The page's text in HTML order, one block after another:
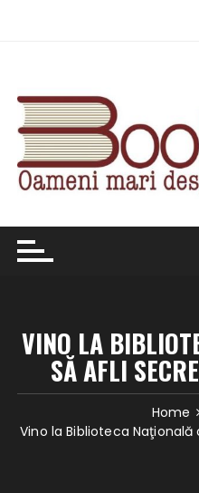
VINO LA
SĂ AFLI
Home
Vino la Biblioteca